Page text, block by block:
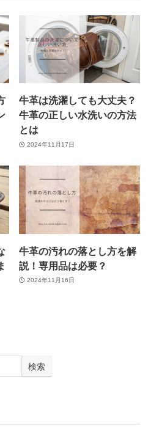
牛革は洗濯しても大丈夫？
牛革の正しい水洗いの方法
とは
2024年11月17日
牛革の汚れの落とし方を解
説！専用品は必要？
2024年11月16日
検索